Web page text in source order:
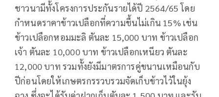
ชาวนามีทั้งโครงการประกันรายได้ปี 2564/65 โดย
กำหนดราคาข้าวเปลือกที่ความชื้นไม่เกิน 15% เช่น
ข้าวเปลือกหอมมะลิ ตันละ 15,000 บาท ข้าวเปลือก
เจ้า ตันละ 10,000 บาท ข้าวเปลือกเหนียว ตันละ
12,000 บาท รวมทั้งยังมีมาตรการคู่ขนานเหมือนกับ
ปีก่อนโดยให้เกษตรกรรวบรวมจัดเก็บข้าวไว้ในยุ้ง